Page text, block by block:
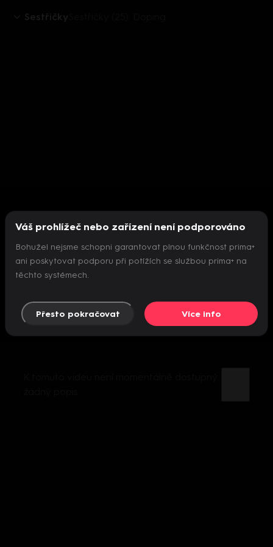
Sestřičky
Nepodařilo se inicializovat přehrávač
Váš prohlížeč nebo zařízení není podporováno
Bohužel nejsme schopni garantovat plnou funkčnost prima+
ani poskytovat podporu při potížích se službou prima+ na
těchto systémech.
Přesto pokračovat Více info